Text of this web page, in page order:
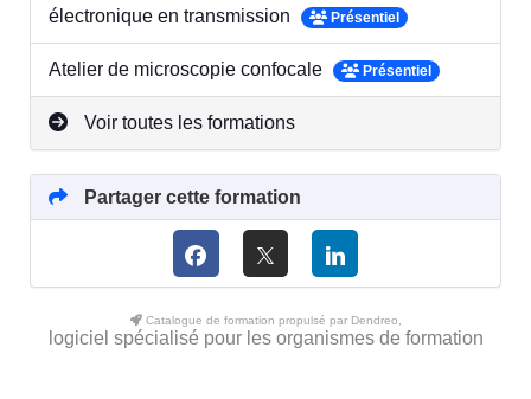
électronique en transmission
Présentiel
Atelier de microscopie confocale Présentiel
Voir toutes les formations
Partager cette formation
Catalogue de formation propulsé par Dendreo,
logiciel spécialisé pour les organismes de formation